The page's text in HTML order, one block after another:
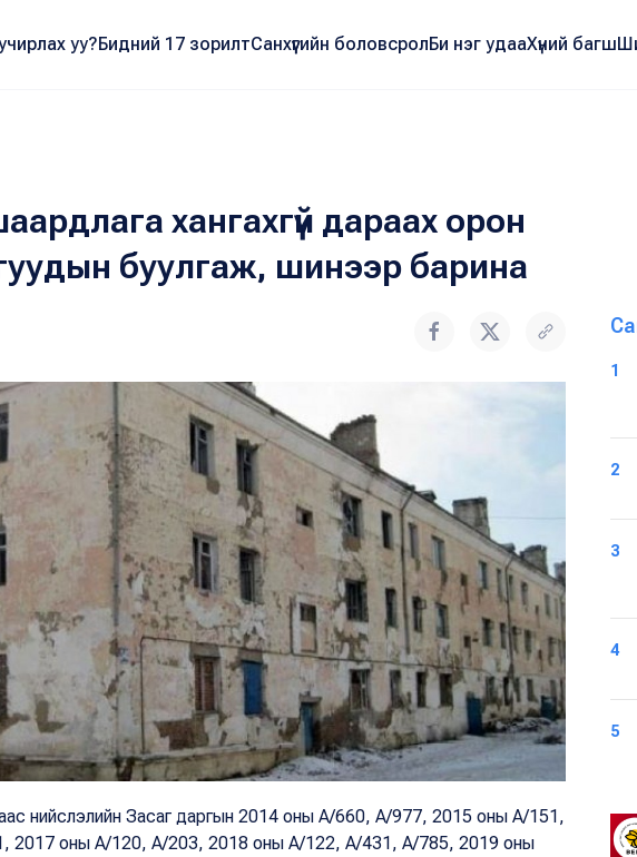
уу?Бидний 17 зорилтСанхүүгийн боловсролБи нэг удааХүний багш
хангахгүй дараах орон
буулгаж, шинээр барина
нийслэлийн Засаг даргын 2014 оны А/660, А/977, 2015 оны А/151,
2017 оны А/120, А/203, 2018 оны А/122, А/431, А/785, 2019 оны
1
2
3
4
5